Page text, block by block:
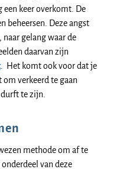
keer overkomt. De
beheersen. Deze angst
gelang waar de
daarvan zijn
. Het komt ook voor dat je
verkeerd te gaan
te zijn.
methode om af te
van deze